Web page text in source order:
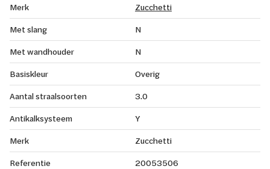
Merk
Zucchetti
Met slang
N
Met wandhouder
N
Basiskleur
Overig
Aantal straalsoorten
3.0
Antikalksysteem
Y
Merk
Zucchetti
Referentie
20053506